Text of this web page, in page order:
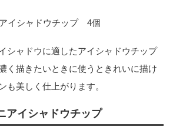
イシャドウチップ 4個
シャドウに適したアイシャドウチップ
く描きたいときに使うときれいに描け
も美しく仕上がります。
アイシャドウチップ